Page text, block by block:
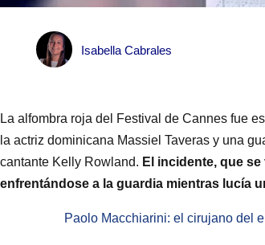
Isabella Cabrales
La alfombra roja del Festival de Cannes fue
la actriz dominicana Massiel Taveras y una
cantante Kelly Rowland. El incidente, que
enfrentándose a la guardia mientras lucía
Paolo Macchiarini: el cirujano del